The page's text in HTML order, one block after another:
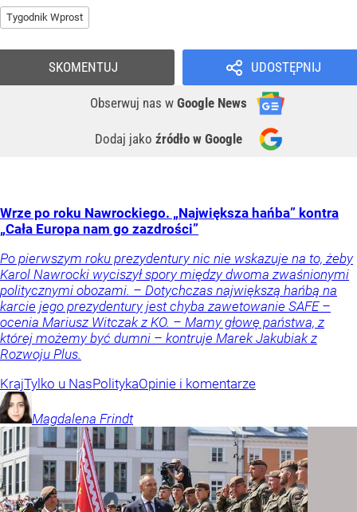
Tygodnik Wprost
UDOSTĘPNIJ
Obserwuj nas w Google News
Dodaj jako źródło w Google
SKOMENTUJ
Wrze po roku Nawrockiego. „Największa hańba” kontra
„Cała Europa nam go zazdrości”
Po pierwszym roku prezydentury nic nie wskazuje na to, żeby
Karol Nawrocki wyciszył spory między dwoma zwaśnionymi
politycznymi obozami. – Dotychczas największą hańbą na
karcie jego prezydentury jest chyba zawetowanie SAFE –
ocenia Mariusz Witczak z KO. – Mamy głowę państwa, z
której możemy być dumni – kontruje Marek Jakubiak z
Rozwoju Plus.
KrajTylko u NasPolitykaOpinie i komentarze
Magdalena Frindt